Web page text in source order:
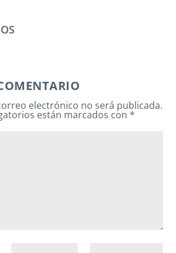
electrónico no será publicada.
están marcados con*